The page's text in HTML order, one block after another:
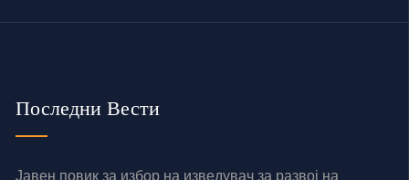
Последни Вести